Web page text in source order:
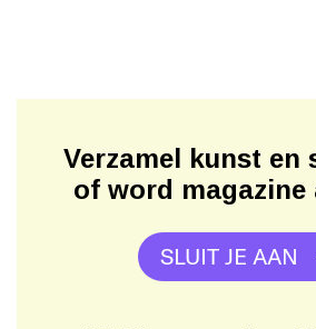
Verzamel kunst en
of word magazine
SLUIT JE AAN